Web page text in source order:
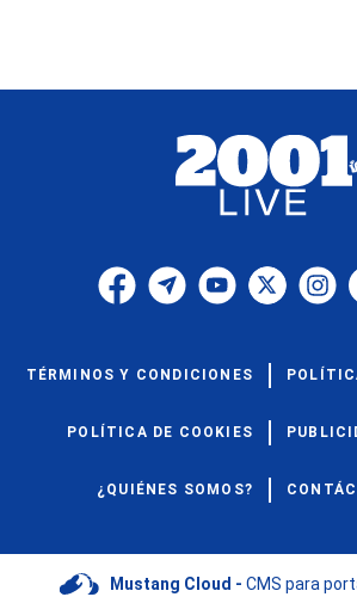
TÉRMINOS Y CONDICIONES
POLÍTICA DE COOKIES
¿QUIÉNES SOMOS?
Mustang Cloud - CMS para